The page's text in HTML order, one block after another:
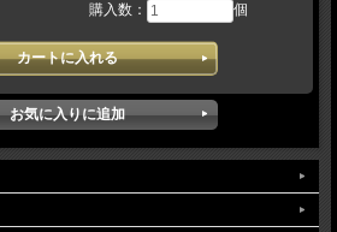
購入数： 個